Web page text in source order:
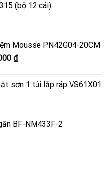
(bộ 12 cái)
Mousse PN42G04-20CM
₫.
₫Giá
là:
sơn 1 túi lắp ráp VS61X01
BF-NM433F-2